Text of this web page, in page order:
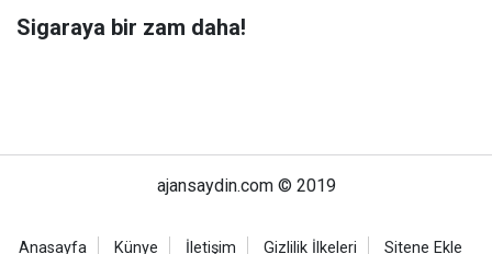
Sigaraya bir zam daha!
ajansaydin.com © 2019
Anasayfa Künye İletişim Gizlilik İlkeleri Sitene Ekle